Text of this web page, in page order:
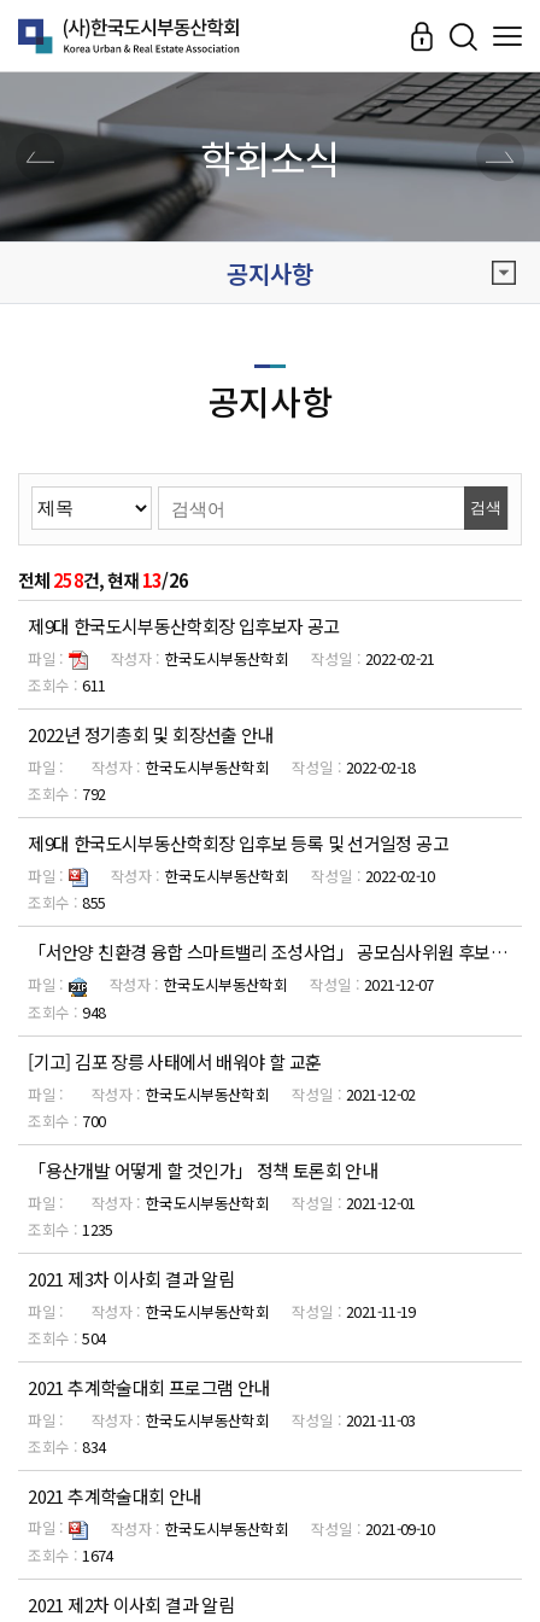
학회소식
공지사항
공지사항
검색
전체258건, 현재13/26
제9대 한국도시부동산학회장 입후보자 공고
한국도시부동산학회
2022-02-21
611
2022년 정기총회 및 회장선출 안내
한국도시부동산학회
2022-02-18
792
제9대 한국도시부동산학회장 입후보 등록 및 선거일정 공고
한국도시부동산학회
2022-02-10
855
「서안양 친환경 융합 스마트밸리 조성사업」 공모심사위원 후보자 등록 안내 공고
한국도시부동산학회
2021-12-07
948
[기고] 김포 장릉 사태에서 배워야 할 교훈
한국도시부동산학회
2021-12-02
700
「용산개발 어떻게 할 것인가」 정책 토론회 안내
한국도시부동산학회
2021-12-01
1235
2021 제3차 이사회 결과 알림
한국도시부동산학회
2021-11-19
504
2021 추계학술대회 프로그램 안내
한국도시부동산학회
2021-11-03
834
2021 추계학술대회 안내
한국도시부동산학회
2021-09-10
1674
2021 제2차 이사회 결과 알림